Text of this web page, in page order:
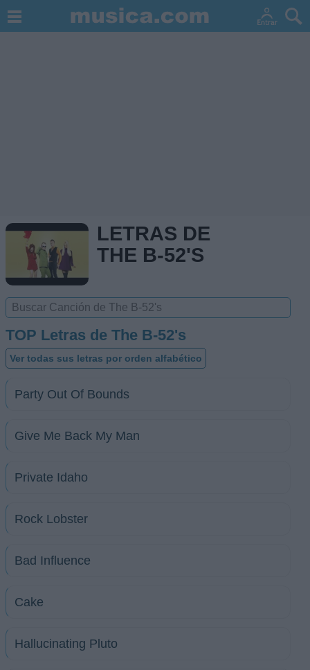
LETRAS DE
THE B-52'S
TOP Letras de The B-52's
Ver todas sus letras por orden alfabético
Party Out Of Bounds
Give Me Back My Man
Private Idaho
Rock Lobster
Bad Influence
Cake
Hallucinating Pluto